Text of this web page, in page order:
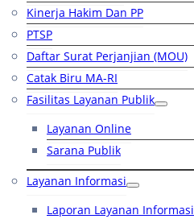
Kinerja Hakim Dan PP
PTSP
Daftar Surat Perjanjian (MOU)
Catak Biru MA-RI
Fasilitas Layanan Publik
Layanan Online
Sarana Publik
Layanan Informasi
Laporan Layanan Informasi